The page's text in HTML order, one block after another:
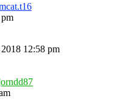
12:58 pm